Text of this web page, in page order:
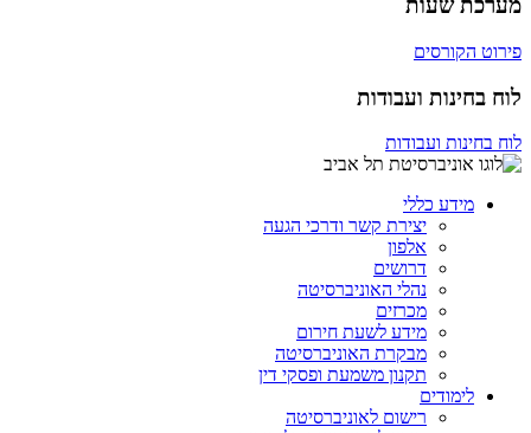
מערכת שעות
פירוט הקורסים
לוח בחינות ועבודות
לוח בחינות ועבודות
מידע כללי
יצירת קשר ודרכי הגעה
אלפון
דרושים
נהלי האוניברסיטה
מכרזים
מידע לשעת חירום
מבקרת האוניברסיטה
תקנון משמעת ופסקי דין
לימודים
רישום לאוניברסיטה